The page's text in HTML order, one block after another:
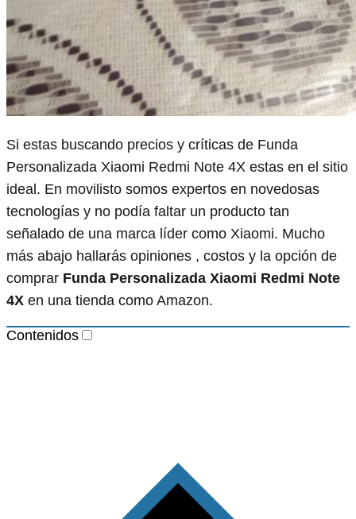
Si estas buscando precios y críticas de Funda
Personalizada Xiaomi Redmi Note 4X estas en el sitio
ideal. En movilisto somos expertos en novedosas
tecnologías y no podía faltar un producto tan
señalado de una marca líder como Xiaomi. Mucho
más abajo hallarás opiniones , costos y la opción de
comprar Funda Personalizada Xiaomi Redmi Note
4X en una tienda como Amazon.
Contenidos